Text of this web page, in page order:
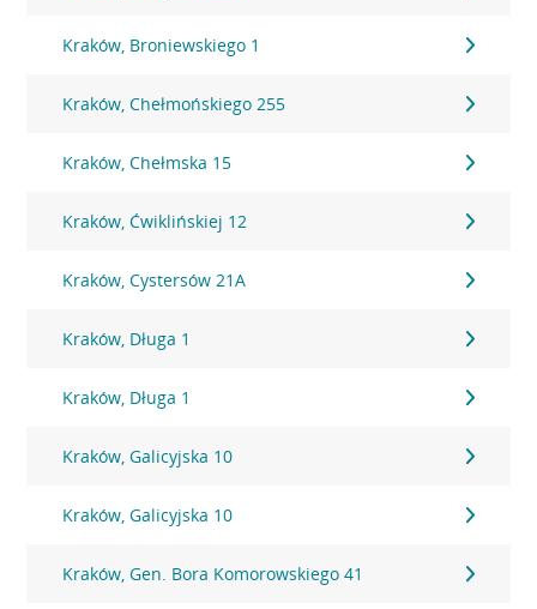
Kraków, Broniewskiego 1
Kraków, Chełmońskiego 255
Kraków, Chełmska 15
Kraków, Ćwiklińskiej 12
Kraków, Cystersów 21A
Kraków, Długa 1
Kraków, Długa 1
Kraków, Galicyjska 10
Kraków, Galicyjska 10
Kraków, Gen. Bora Komorowskiego 41